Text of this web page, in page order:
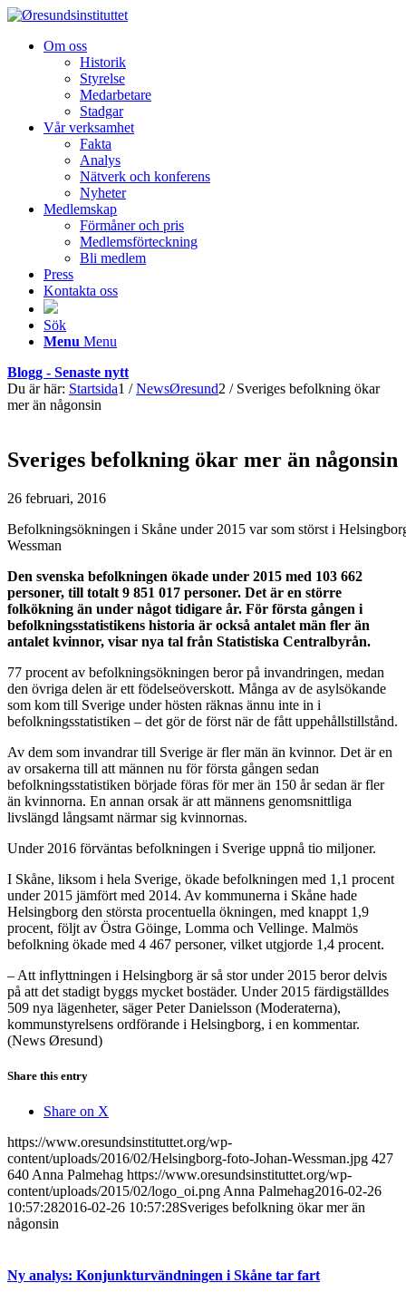
Om oss
Historik
Styrelse
Medarbetare
Stadgar
Vår verksamhet
Fakta
Analys
Nätverk och konferens
Nyheter
Medlemskap
Förmåner och pris
Medlemsförteckning
Bli medlem
Press
Kontakta oss
Sök
Menu Menu
Blogg - Senaste nytt
Du är här: Startsida1 / NewsØresund2 / Sveriges befolkning ökar
mer än någonsin
Sveriges befolkning ökar mer än någonsin
26 februari, 2016
Befolkningsökningen i Skåne under 2015 var som störst i
Wessman
Den svenska befolkningen ökade under 2015 med 103 662
personer, till totalt 9 851 017 personer. Det är en större
folkökning än under något tidigare år. För första gången i
befolkningsstatistikens historia är också antalet män fler än
antalet kvinnor, visar nya tal från Statistiska Centralbyrån.
77 procent av befolkningsökningen beror på invandringen, medan
den övriga delen är ett födelseöverskott. Många av de asylsökande
som kom till Sverige under hösten räknas ännu inte in i
befolkningsstatistiken – det gör de först när de fått uppehållstillstånd.
Av dem som invandrar till Sverige är fler män än kvinnor. Det är en
av orsakerna till att männen nu för första gången sedan
befolkningsstatistiken började föras för mer än 150 år sedan är fler
än kvinnorna. En annan orsak är att männens genomsnittliga
livslängd långsamt närmar sig kvinnornas.
Under 2016 förväntas befolkningen i Sverige uppnå tio miljoner.
I Skåne, liksom i hela Sverige, ökade befolkningen med 1,1 procent
under 2015 jämfört med 2014. Av kommunerna i Skåne hade
Helsingborg den största procentuella ökningen, med knappt 1,9
procent, följt av Östra Göinge, Lomma och Vellinge. Malmös
befolkning ökade med 4 467 personer, vilket utgjorde 1,4 procent.
– Att inflyttningen i Helsingborg är så stor under 2015 beror delvis
på att det stadigt byggs mycket bostäder. Under 2015 färdigställdes
509 nya lägenheter, säger Peter Danielsson (Moderaterna),
kommunstyrelsens ordförande i Helsingborg, i en kommentar.
(News Øresund)
Share this entry
Share on X
https://www.oresundsinstituttet.org/wp-
content/uploads/2016/02/Helsingborg-foto-Johan-Wessman.jpg 427
640 Anna Palmehag https://www.oresundsinstituttet.org/wp-
content/uploads/2015/02/logo_oi.png Anna Palmehag2016-02-26
10:57:282016-02-26 10:57:28Sveriges befolkning ökar mer än
någonsin
Ny analys: Konjunkturvändningen i Skåne tar fart